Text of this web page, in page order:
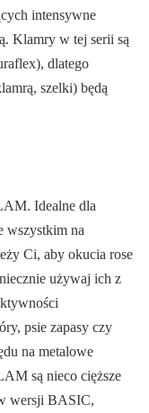
intensywne
Klamry w tej serii są
dlatego
szelki) będą
Idealne dla
wszystkim na
Ci, aby okucia rose
używaj ich z
psie zapasy czy
na metalowe
są nieco cięższe
wersji BASIC,